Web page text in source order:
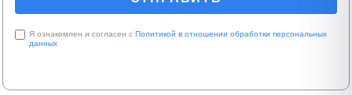
Я ознакомлен и согласен с Политикой в отношении обработки персональных
данных